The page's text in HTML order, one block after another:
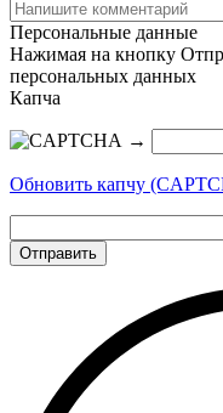
Персональные данные
Нажимая на кнопку
персональных данных
Капча
→
Обновить капчу
Отправить